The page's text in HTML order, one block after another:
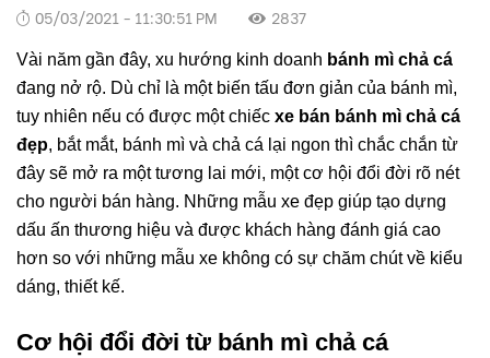
05/03/2021 - 11:30:51 PM 2837
Vài năm gần đây, xu hướng kinh doanh bánh mì chả cá
đang nở rộ. Dù chỉ là một biến tấu đơn giản của bánh mì,
tuy nhiên nếu có được một chiếc xe bán bánh mì chả cá
đẹp, bắt mắt, bánh mì và chả cá lại ngon thì chắc chắn từ
đây sẽ mở ra một tương lai mới, một cơ hội đổi đời rõ nét
cho người bán hàng. Những mẫu xe đẹp giúp tạo dựng
dấu ấn thương hiệu và được khách hàng đánh giá cao
hơn so với những mẫu xe không có sự chăm chút về kiểu
dáng, thiết kế.
Cơ hội đổi đời từ bánh mì chả cá